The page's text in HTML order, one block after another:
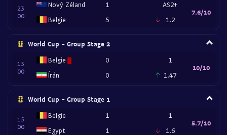
23
00
Nový Zéland
Belgie
1
5
AS2+
1.2
7.6/10
World Cup - Group Stage 2
15
00
Belgie
Írán
0
0
1
1.47
10/10
World Cup - Group Stage 1
15
00
Belgie
Egypt
1
1
1
1.6
5.7/10